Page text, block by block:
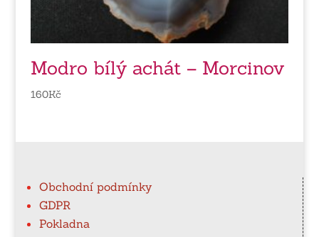
Modro bílý achát – Morcinov
160Kč
Obchodní podmínky
GDPR
Pokladna